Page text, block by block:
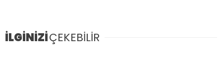
İLGİNİZİÇEKEBİLİR